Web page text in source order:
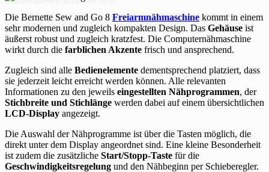
Die Bernette Sew and Go 8 Freiarmnähmaschine kommt in einem
sehr modernen und zugleich kompakten Design. Das Gehäuse ist
äußerst robust und zugleich kratzfest. Die Computernähmaschine
wirkt durch die farblichen Akzente frisch und ansprechend.
Zugleich sind alle Bedienelemente dementsprechend platziert, dass
sie jederzeit leicht erreicht werden können. Alle relevanten
Informationen zu den jeweils eingestellten Nähprogrammen, der
Stichbreite und Stichlänge werden dabei auf einem übersichtlichen
LCD-Display angezeigt.
Die Auswahl der Nähprogramme ist über die Tasten möglich, die
direkt unter dem Display angeordnet sind. Eine kleine Besonderheit
ist zudem die zusätzliche Start/Stopp-Taste für die
Geschwindigkeitsregelung und den Nähbeginn per Schieberegler.